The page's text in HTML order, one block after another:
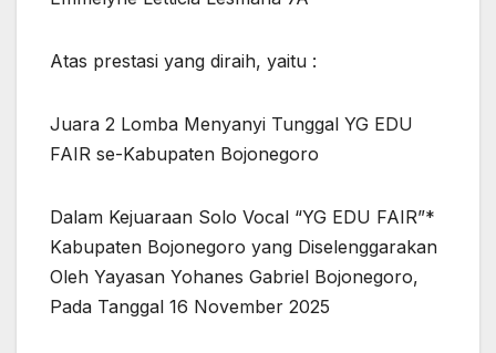
Atas prestasi yang diraih, yaitu :
Juara 2 Lomba Menyanyi Tunggal YG EDU
FAIR se-Kabupaten Bojonegoro
Dalam Kejuaraan Solo Vocal “YG EDU FAIR”*
Kabupaten Bojonegoro yang Diselenggarakan
Oleh Yayasan Yohanes Gabriel Bojonegoro,
Pada Tanggal 16 November 2025